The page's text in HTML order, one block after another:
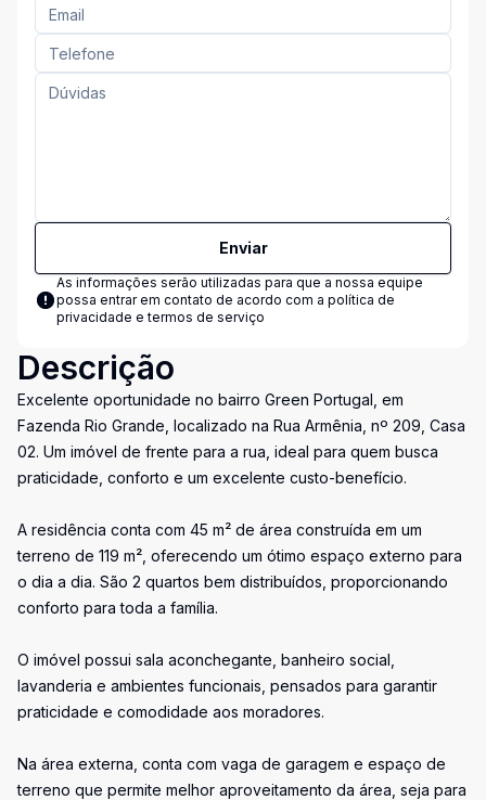
Enviar
As informações serão utilizadas para que a nossa equipe
possa entrar em contato de acordo com a política de
privacidade e termos de serviço
Descrição
Excelente oportunidade no bairro Green Portugal, em
Fazenda Rio Grande, localizado na Rua Armênia, nº 209, Casa
02. Um imóvel de frente para a rua, ideal para quem busca
praticidade, conforto e um excelente custo-benefício.
A residência conta com 45 m² de área construída em um
terreno de 119 m², oferecendo um ótimo espaço externo para
o dia a dia. São 2 quartos bem distribuídos, proporcionando
conforto para toda a família.
O imóvel possui sala aconchegante, banheiro social,
lavanderia e ambientes funcionais, pensados para garantir
praticidade e comodidade aos moradores.
Na área externa, conta com vaga de garagem e espaço de
terreno que permite melhor aproveitamento da área, seja para